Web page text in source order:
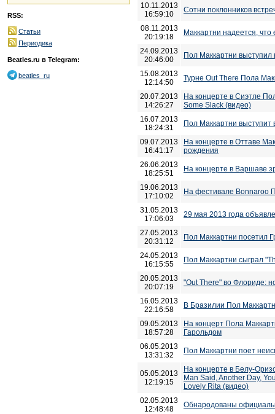
RSS:
Статьи
Периодика
Beatles.ru в Telegram:
beatles_ru
10.11.2013
16:59:10
Сотни поклонников
08.11.2013
20:19:18
Маккартни надеется,
24.09.2013
20:46:00
Пол Маккартни выступил
15.08.2013
12:14:50
Турне Out There Пола
20.07.2013
14:26:27
На концерте в Сиэтле
Some Slack (видео)
16.07.2013
18:24:31
Пол Маккартни выступит
09.07.2013
16:41:17
На концерте в Оттаве
рождения
26.06.2013
18:25:51
На концерте в Варшаве
19.06.2013
17:10:02
На фестивале Bonnaroo
31.05.2013
17:06:03
29 мая 2013 года
27.05.2013
20:31:12
Пол Маккартни посетил
24.05.2013
16:15:55
Пол Маккартни сыграл
20.05.2013
20:07:19
"Оut There" во Флориде:
16.05.2013
22:16:58
В Бразилии Пол
09.05.2013
18:57:28
На концерт Пола
Гарольдом
06.05.2013
13:31:32
Пол Маккартни поет
05.05.2013
12:19:15
На концерте в Белу-
Man Said, Another Day,
Lovely Rita (видео)
02.05.2013
12:48:48
Обнародованы